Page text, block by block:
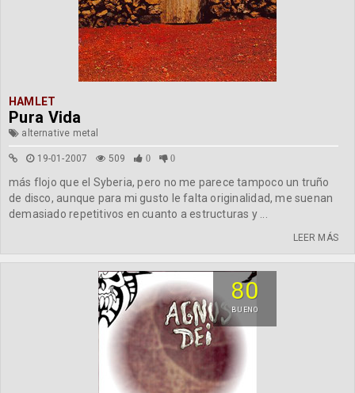
HAMLET
Pura Vida
alternative metal
19-01-2007 509 0 0
más flojo que el Syberia, pero no me parece tampoco un truño
de disco, aunque para mi gusto le falta originalidad, me suenan
demasiado repetitivos en cuanto a estructuras y ...
LEER MÁS
80
BUENO